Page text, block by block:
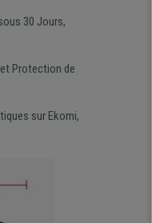
30 Jours,
Protection de
sur Ekomi,